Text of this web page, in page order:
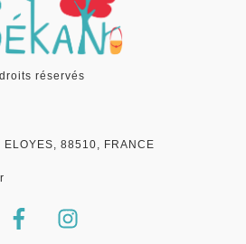
réservés
88510, FRANCE